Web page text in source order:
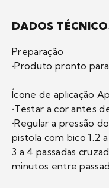
DADOS
Preparação
•Produto pronto
Ícone de aplicação
•Testar a cor antes
•Regular a pressão
pistola com bico 1.2
3 a 4 passadas
minutos entre